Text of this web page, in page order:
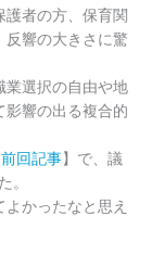
者の方、保育関
反響の大きさに驚
業選択の自由や地
影響の出る複合的
前回記事】で、議
。
かったなと思え